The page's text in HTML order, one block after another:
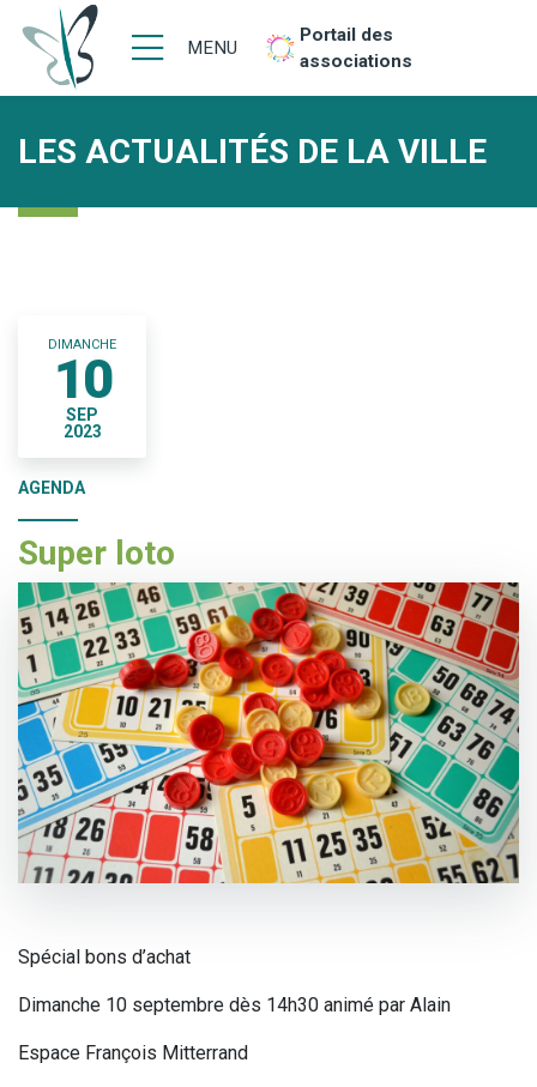
MENU
Portail des
associations
LES ACTUALITÉS DE LA VILLE
DIMANCHE
10
SEP
2023
AGENDA
Super loto
Spécial bons d’achat
Dimanche 10 septembre dès 14h30 animé par Alain
Espace François Mitterrand